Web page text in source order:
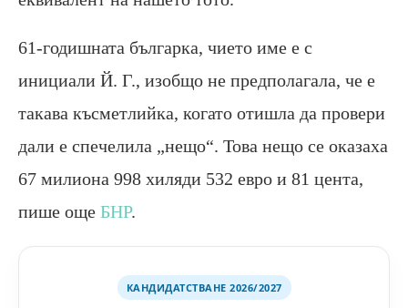
61-годишната българка, чието име е с
инициали Й. Г., изобщо не предполагала, че е
такава късметлийка, когато отишла да провери
дали е спечелила „нещо“. Това нещо се оказаха
67 милиона 998 хиляди 532 евро и 81 цента,
пише още БНР.
КАНДИДАТСТВАНЕ 2026/2027